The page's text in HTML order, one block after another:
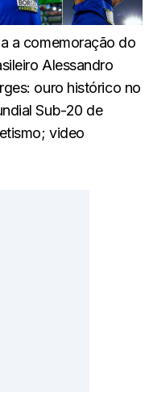
a comemoração do
Alessandro
ouro histórico no
Sub-20 de
video